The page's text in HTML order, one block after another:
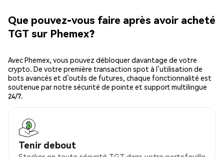
Que pouvez-vous faire après avoir acheté
TGT sur Phemex?
Avec Phemex, vous pouvez débloquer davantage de votre
crypto. De votre première transaction spot à l’utilisation de
bots avancés et d’outils de futures, chaque fonctionnalité est
soutenue par notre sécurité de pointe et support multilingue
24/7.
Tenir debout